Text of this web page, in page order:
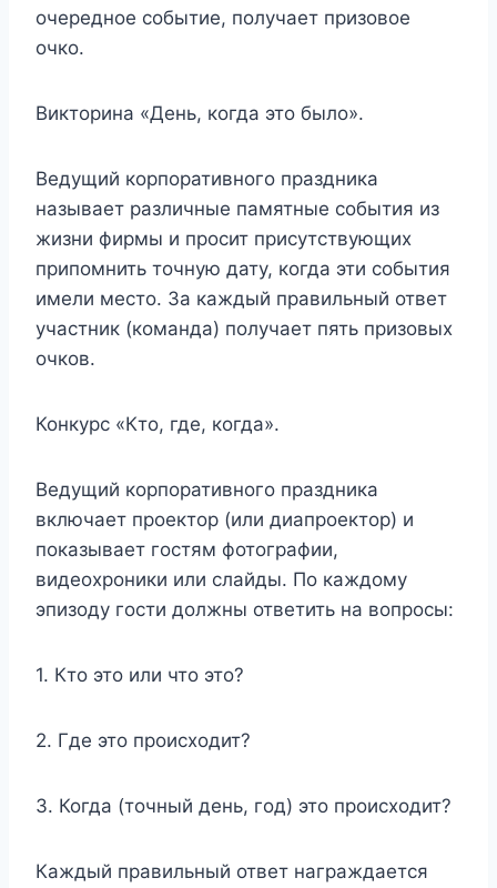
очередное событие, получает призовое
очко.
Викторина «День, когда это было».
Ведущий корпоративного праздника
называет различные памятные события из
жизни фирмы и просит присутствующих
припомнить точную дату, когда эти события
имели место. За каждый правильный ответ
участник (команда) получает пять призовых
очков.
Конкурс «Кто, где, когда».
Ведущий корпоративного праздника
включает проектор (или диапроектор) и
показывает гостям фотографии,
видеохроники или слайды. По каждому
эпизоду гости должны ответить на вопросы:
1. Кто это или что это?
2. Где это происходит?
3. Когда (точный день, год) это происходит?
Каждый правильный ответ награждается